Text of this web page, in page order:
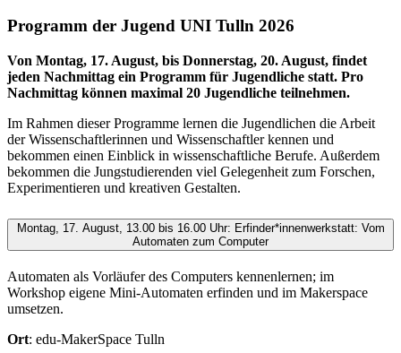
Programm der Jugend UNI Tulln 2026
Von Montag, 17. August, bis Donnerstag, 20. August, findet
jeden Nachmittag ein Programm für Jugendliche statt. Pro
Nachmittag können maximal 20 Jugendliche teilnehmen.
Im Rahmen dieser Programme lernen die Jugendlichen die Arbeit
der Wissenschaftlerinnen und Wissenschaftler kennen und
bekommen einen Einblick in wissenschaftliche Berufe. Außerdem
bekommen die Jungstudierenden viel Gelegenheit zum Forschen,
Experimentieren und kreativen Gestalten.
Montag, 17. August, 13.00 bis 16.00 Uhr: Erfinder*innenwerkstatt: Vom
Automaten zum Computer
Automaten als Vorläufer des Computers kennenlernen; im
Workshop eigene Mini-Automaten erfinden und im Makerspace
umsetzen.
Ort: edu-MakerSpace Tulln